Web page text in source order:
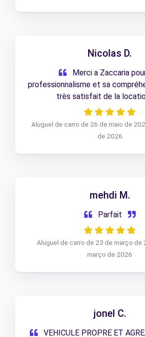
Nicolas D.
Merci a Zaccaria
professionnalisme et sa
très satisfait de la
Aluguel de carro de 26 de maio de
de 2026
mehdi M.
Parfait
Aluguel de carro de 23 de março de
março de 2026
jonel C.
VEHICULE PROPRE ET